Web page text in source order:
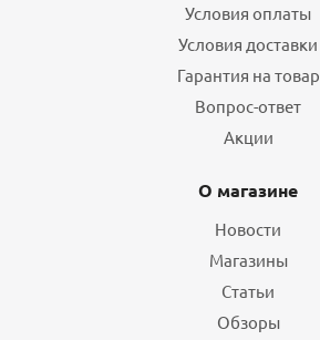
Условия оплаты
Условия доставки
Гарантия на товар
Вопрос-ответ
Акции
О магазине
Новости
Магазины
Статьи
Обзоры